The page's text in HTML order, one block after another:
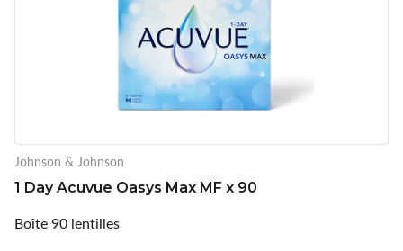
Johnson & Johnson
1 Day Acuvue Oasys Max MF x 90
Boîte 90 lentilles